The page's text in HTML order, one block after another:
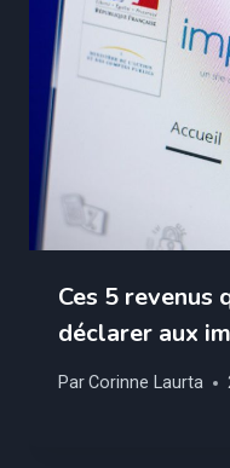
Ces 5 revenus
déclarer aux
ParCorinne Laurta